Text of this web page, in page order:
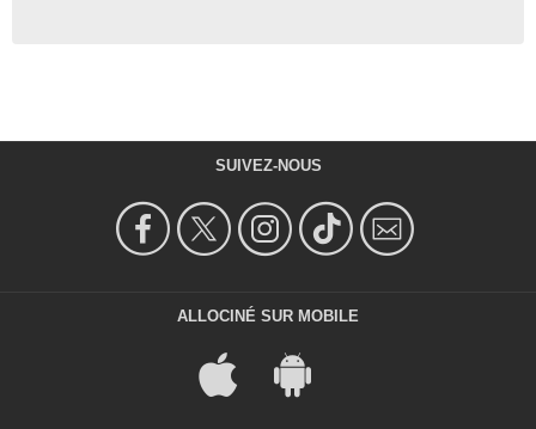
SUIVEZ-NOUS
ALLOCINÉ SUR MOBILE